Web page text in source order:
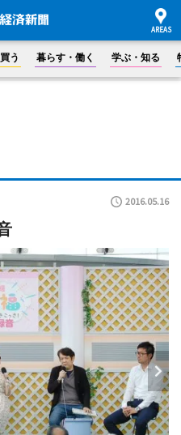
買う 暮らす・働く 学ぶ・知る
2016.05.16